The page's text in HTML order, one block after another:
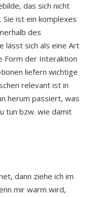
das sich nicht
ist ein komplexes
des
lässt sich als eine Art
Form der Interaktion
liefern wichtige
relevant ist in
herum passiert, was
tun bzw. wie damit
dann ziehe ich im
mir warm wird,